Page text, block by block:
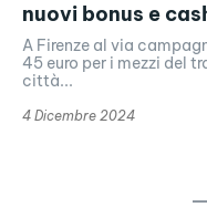
nuovi bonus e
A Firenze al via
45 euro per i mezzi del
città...
4 Dicembre 2024